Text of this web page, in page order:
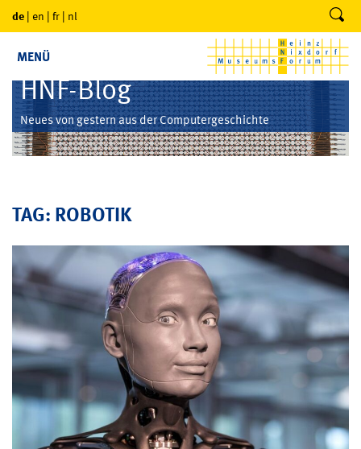
de | en | fr | nl
MENÜ
HNF-Blog
Neues von gestern aus der Computergeschichte
TAG: ROBOTIK